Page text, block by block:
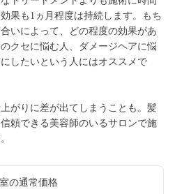
果も1ヵ月程度は持続します。もち
いによって、どの程度の効果があ
クセに悩む人、ダメージヘアに悩
したいという人にはオススメで
がりに差が出てしまうことも。髪
頼できる美容師のいるサロンで施
の通常価格